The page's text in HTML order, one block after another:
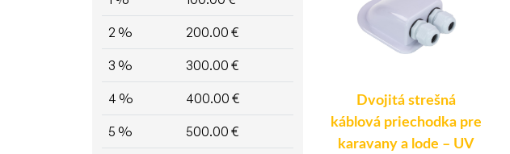
2 % 200.00 €
3 % 300.00 €
4 % 400.00 €
5 % 500.00 €
Zmršťovacie bužírky -
Sada káblov 0,25 mm² -
Dvojitá strešná
káblová priechodka pre
karavany a lode – UV